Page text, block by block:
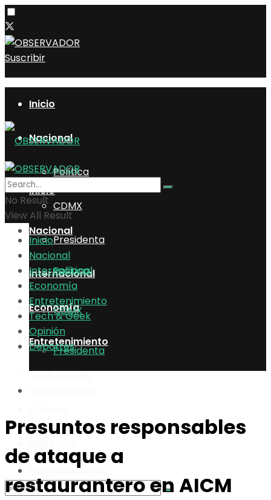
Suscribir
Inicio
Nacional
Política
CDMX
Presidenta
Internacional
Economía
Entretenimiento
Tech & Geek
Inicio
Nacional
Política
CDMX
Presidenta
Economía
Entretenimiento
No Result
View All Result
Inicio
Nacional
Internacional
Economía
Entretenimiento
Tech & Geek
Opinión
Deportes
Presuntos responsables
de ataque a
restaurantero en AICM